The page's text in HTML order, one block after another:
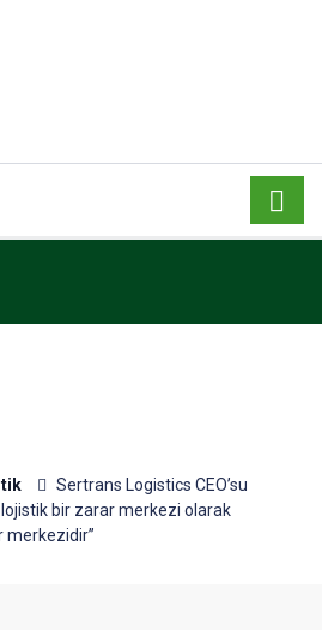
Sertrans Logistics CEO’su
lojistik bir zarar merkezi olarak
merkezidir”